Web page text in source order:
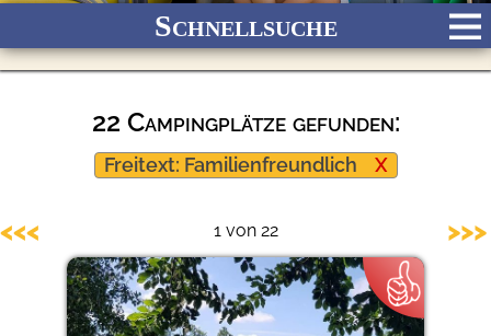
Schnellsuche
Fluss Meer Gebirge See
Wald/Wiesen
Ganzjährig geöffnet
Hundefreundliche Campingplätze
22 Campingplätze gefunden:
Freitext: Familienfreundlich X
1 von 22
<<< >>>